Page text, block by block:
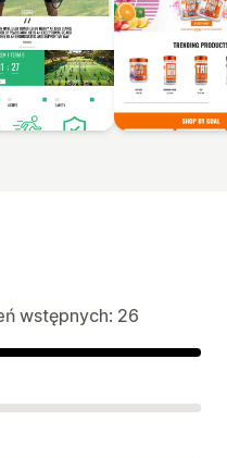
wstępnych: 26